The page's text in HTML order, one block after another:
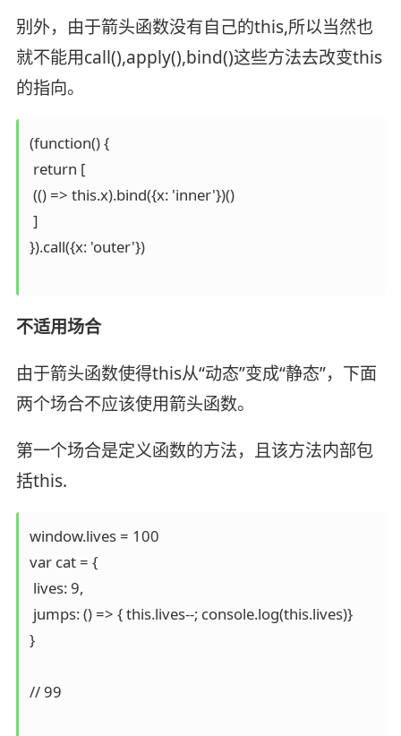
别外，由于箭头函数没有自己的this,所以当然也
就不能用call(),apply(),bind()这些方法去改变this
的指向。
(function() {
return [
(() => this.x).bind({x: 'inner'})()
]
}).call({x: 'outer'})
不适用场合
由于箭头函数使得this从“动态”变成“静态”，下面
两个场合不应该使用箭头函数。
第一个场合是定义函数的方法，且该方法内部包
括this.
window.lives = 100
var cat = {
lives: 9,
jumps: () => { this.lives--; console.log(this.lives)}
}
// 99